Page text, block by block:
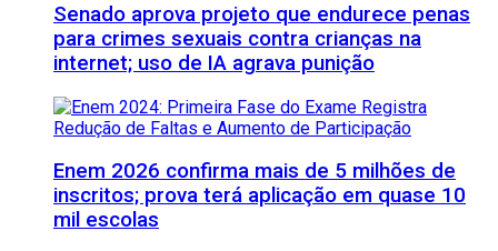
Senado aprova projeto que endurece penas
para crimes sexuais contra crianças na
internet; uso de IA agrava punição
Enem 2026 confirma mais de 5 milhões de
inscritos; prova terá aplicação em quase 10
mil escolas